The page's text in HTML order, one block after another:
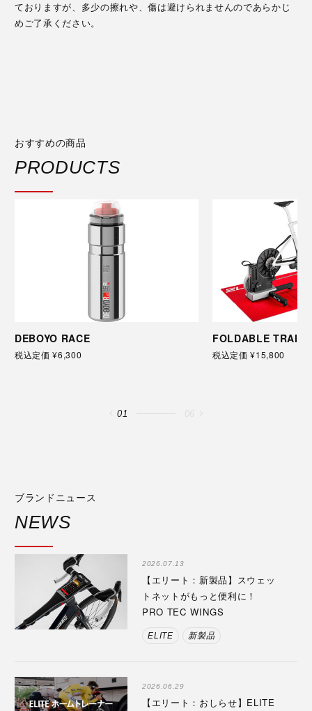
ておりますが、多少の擦れや、傷は避けられませんのであらかじ
めご了承ください。
おすすめの商品
PRODUCTS
DEBOYO RACE
税込定価 ¥6,300
FOLDABLE
税込定価 ¥15,800
01
ブランドニュース
NEWS
2026.07.13
【エリート：新製品】スウェッ
トネットがもっと便利に！
PRO TEC WINGS
ELITE 新製品
2026.06.29
【エリート：おしらせ】ELITE